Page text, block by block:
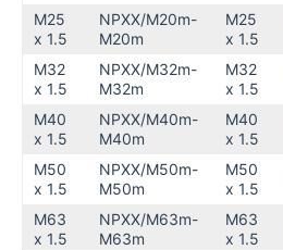
M25
x 1.5
NPXX/M20m-
M20m
M25
x 1.5
M32
x 1.5
NPXX/M32m-
M32m
M32
x 1.5
M40
x 1.5
NPXX/M40m-
M40m
M40
x 1.5
M50
x 1.5
NPXX/M50m-
M50m
M50
x 1.5
M63
x 1.5
NPXX/M63m-
M63m
M63
x 1.5